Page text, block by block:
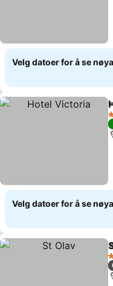
Velg datoer for å se
Velg datoer for å se